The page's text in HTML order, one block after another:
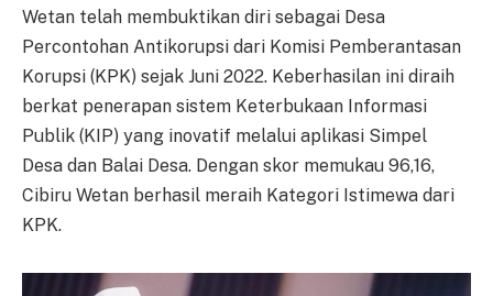
Wetan telah membuktikan diri sebagai Desa
Percontohan Antikorupsi dari Komisi Pemberantasan
Korupsi (KPK) sejak Juni 2022. Keberhasilan ini diraih
berkat penerapan sistem Keterbukaan Informasi
Publik (KIP) yang inovatif melalui aplikasi Simpel
Desa dan Balai Desa. Dengan skor memukau 96,16,
Cibiru Wetan berhasil meraih Kategori Istimewa dari
KPK.